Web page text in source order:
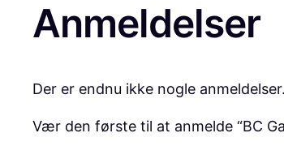
Anmeldelser
Der er endnu ikke nogle anmeldelser.
Vær den første til at anmelde “BC